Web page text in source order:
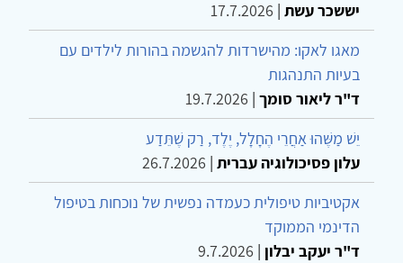
יששכר עשת |
17.7.2026
מאגו לאקו: מהישרדות להגשמה בהורות לילדים עם
בעיות התנהגות
ד"ר ליאור סומך |
19.7.2026
יֵשׁ מַשֶּׁהוּ אַחֲרֵי הֶחָלָל, יֶלֶד, רַק שֶׁתֵּדַע
עלון פסיכולוגיה עברית |
26.7.2026
אקטיביות טיפולית כעמדה נפשית של נוכחות בטיפול
הדינמי הממוקד
ד"ר יעקב יבלון |
9.7.2026